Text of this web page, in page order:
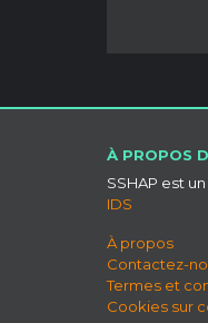
À PROPOS
SSHAP est
IDS
À propos
Contactez-
Termes et
Cookies sur